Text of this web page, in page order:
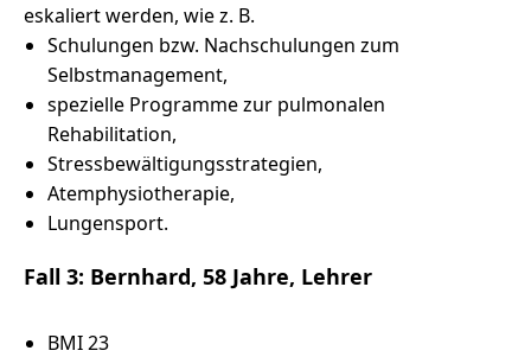
eskaliert werden, wie z. B.
Schulungen bzw. Nachschulungen zum
Selbstmanagement,
spezielle Programme zur pulmonalen
Rehabilitation,
Stressbewältigungsstrategien,
Atemphysiotherapie,
Lungensport.
Fall 3: Bernhard, 58 Jahre, Lehrer
BMI 23